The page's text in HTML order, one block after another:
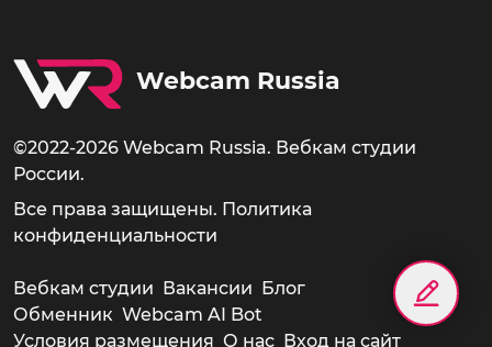
Webcam Russia
©2022-2026 Webcam Russia. Вебкам студии
России.
Все права защищены. Политика
конфиденциальности
Вебкам студии Вакансии Блог
Обменник Webcam AI Bot
Условия размещения О нас Вход на сайт